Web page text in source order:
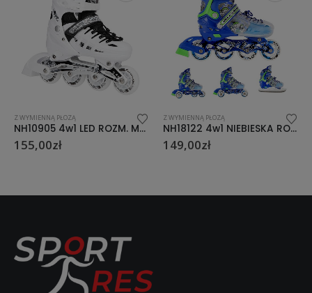
Z WYMIENNĄ PŁOZĄ
NH18122 4w1 NIEBIESKA ROZM. L(39-43) ŁYŻWOROLKI Z WYM. PŁOZĄ HOKEJOWĄ NILS EXTREME
149,00zł
Z WYMIENNĄ PŁOZĄ
NH18122 4w1 FIOLETOWE ROZM. M(34-38) ŁYŻWOROLKI Z WYM. PŁOZĄ HOKEJOWĄ NILS EXTREME
149,00zł